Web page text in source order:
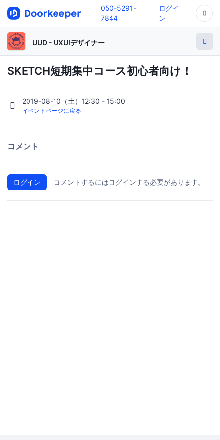
050-5291-
7844
ログイ
ン
UUD - UXUIデザイナー
SKETCH短期集中コース初心者向け！
2019-08-10（土）12:30 - 15:00
イベントページに戻る
コメント
ログイン コメントするにはログインする必要があります。